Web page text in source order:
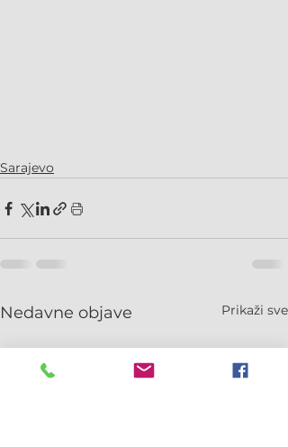
Sarajevo
Nedavne objave Prikaži sve